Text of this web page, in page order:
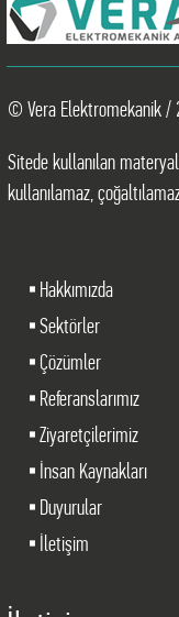
© Vera Elektromekanik /
Sitede kullanılan
kullanılamaz,
Hakkımızda
Sektörler
Çözümler
Referanslarımız
Ziyaretçilerimiz
İnsan Kaynakları
Duyurular
İletişim